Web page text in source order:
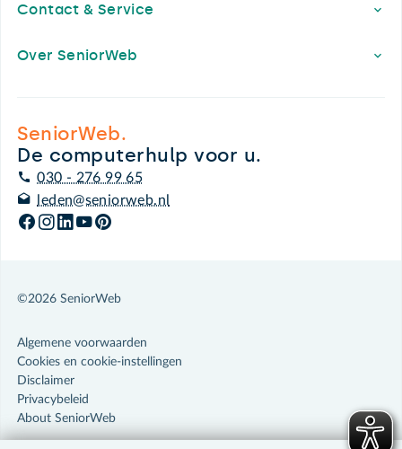
Contact & Service
Over SeniorWeb
SeniorWeb.
De computerhulp voor u.
030 - 276 99 65
leden@seniorweb.nl
©2026 SeniorWeb
Algemene voorwaarden
Cookies en cookie-instellingen
Disclaimer
Privacybeleid
About SeniorWeb